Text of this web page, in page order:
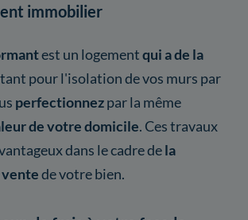
immobilier
est un logementqui a de la
pour l'isolation de vos murs par
perfectionnezpar la même
de votre domicile. Ces travaux
dans le cadre dela
ventede votre bien.